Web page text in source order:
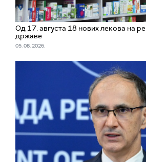
Од 17. августа 18 нових лекова на
државе
05. 08. 2026.